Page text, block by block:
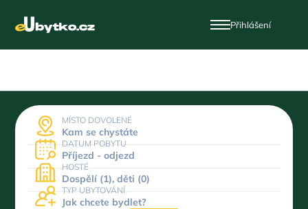
Přihlášení
MÍSTO DOVOLENÉ
Kam se chystáte
DATUM POBYTU
Příjezd - odjezd
HOSTÉ
Dospělí (1), děti (0)
TYP UBYTOVÁNÍ
Jak chcete bydlet?